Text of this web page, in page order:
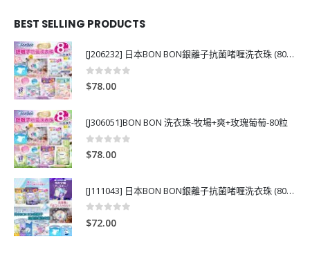
BEST SELLING PRODUCTS
[J206232] 日本BON BON銀離子抗菌啫喱洗衣珠 (80粒)
0out of 5
$78.00
[J306051]BON BON 洗衣珠-牧場+爽+玫瑰葡萄-80粒
0
$78.00
[J111043] 日本BON BON銀離子抗菌啫喱洗衣珠 (80粒)
0
$72.00